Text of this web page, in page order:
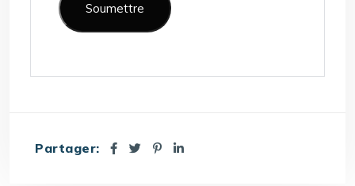
Partager: